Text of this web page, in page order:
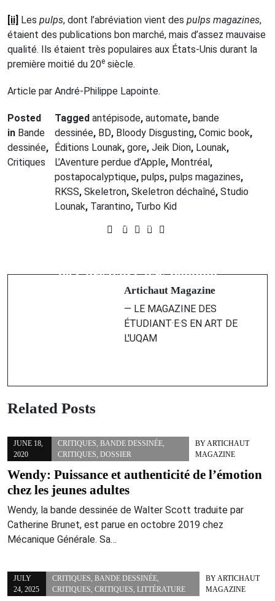
[ii] Les pulps, dont l’abréviation vient des pulps magazines,
étaient des publications bon marché, mais d’assez mauvaise
qualité. Ils étaient très populaires aux États-Unis durant la
première moitié du 20e siècle.
Article par André-Philippe Lapointe.
Posted
in Bande
dessinée,
Critiques
Tagged antépisode, automate, bande
dessinée, BD, Bloody Disgusting, Comic book,
Éditions Lounak, gore, Jeik Dion, Lounak,
L’Aventure perdue d’Apple, Montréal ,
postapocalyptique, pulps, pulps magazines,
RKSS, Skeletron, Skeletron déchaîné, Studio
Lounak, Tarantino, Turbo Kid
Prev Post
un portrait franc
de Christian Guay-Poliquin
Artichaut Magazine
— LE MAGAZINE DES
ÉTUDIANT·E·S EN ART DE
L'UQAM
Related Posts
JUNE 18,
2020
CRITIQUES, BANDE DESSINÉE,
CRITIQUES, DOSSIER
BYARTICHAUT
MAGAZINE
Wendy: Puissance et authenticité de l’émotion
chez les jeunes adultes
Wendy, la bande dessinée de Walter Scott traduite par
Catherine Brunet, est parue en octobre 2019 chez
Mécanique Générale. Sa…
JULY
24, 2025
CRITIQUES,BANDE DESSINÉE,
CRITIQUES,CRITIQUES,LITTÉRATURE
BYARTICHAUT
MAGAZINE